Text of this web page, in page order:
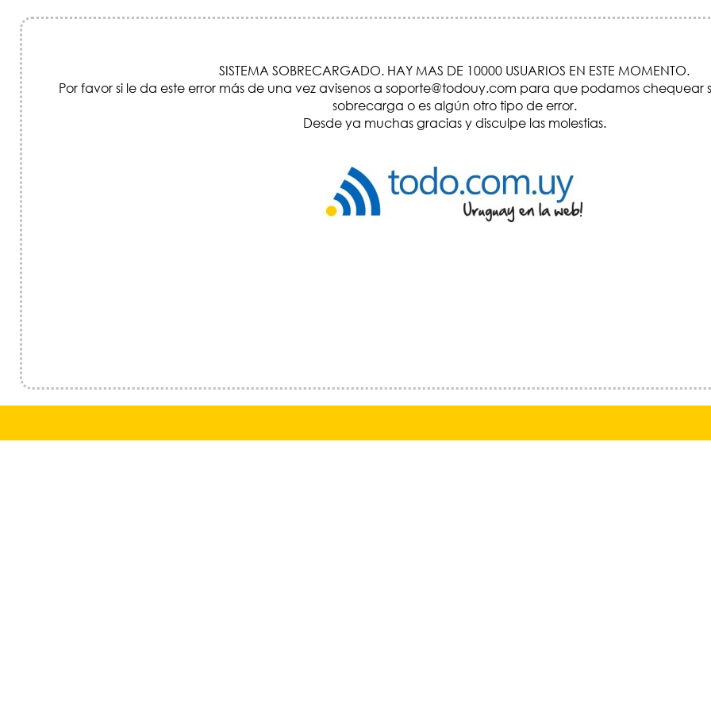
SISTEMA SOBRECARGADO. HAY MAS DE 10000 USUARIOS EN ESTE MOMENTO.
Por favor si le da este error más de una vez avisenos a soporte@todouy.com para que podamos chequear
sobrecarga o es algún otro tipo de error.
Desde ya muchas gracias y disculpe las molestias.